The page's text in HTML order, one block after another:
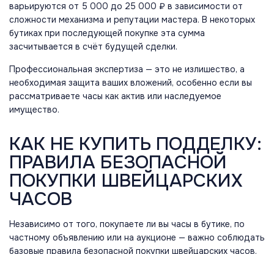
варьируются от 5 000 до 25 000 ₽ в зависимости от
сложности механизма и репутации мастера. В некоторых
бутиках при последующей покупке эта сумма
засчитывается в счёт будущей сделки.
Профессиональная экспертиза — это не излишество, а
необходимая защита ваших вложений, особенно если вы
рассматриваете часы как актив или наследуемое
имущество.
КАК НЕ КУПИТЬ ПОДДЕЛКУ:
ПРАВИЛА БЕЗОПАСНОЙ
ПОКУПКИ ШВЕЙЦАРСКИХ
ЧАСОВ
Независимо от того, покупаете ли вы часы в бутике, по
частному объявлению или на аукционе — важно соблюдать
базовые правила безопасной покупки швейцарских часов.